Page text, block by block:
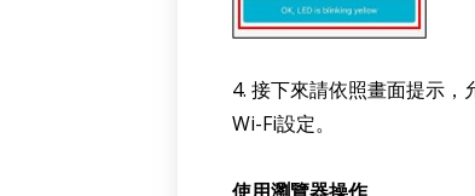
4. 接下來請依照畫面提示
Wi-Fi設定。